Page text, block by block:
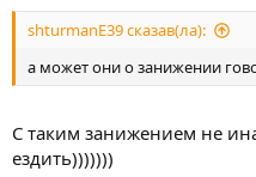
shturmanE39 сказав(ла):
а может они о занижении
С таким занижением не
ездить)))))))